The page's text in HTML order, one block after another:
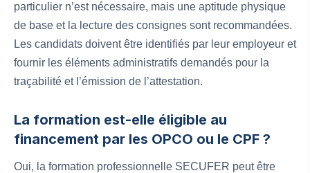
particulier n’est nécessaire, mais une aptitude physique
de base et la lecture des consignes sont recommandées.
Les candidats doivent être identifiés par leur employeur et
fournir les éléments administratifs demandés pour la
traçabilité et l’émission de l’attestation.
La formation est-elle éligible au
financement par les OPCO ou le CPF ?
Oui, la formation professionnelle SECUFER peut être